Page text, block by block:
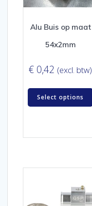
Alu Buis op maat
54x2mm
€ 0,42 (excl. btw)
Select options